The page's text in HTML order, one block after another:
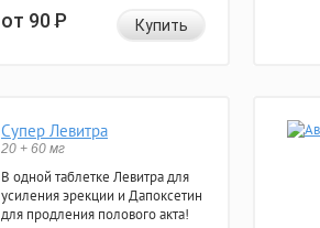
от 90Р Купить
Супер Левитра
20 + 60 мг
В одной таблетке Левитра для
усиления эрекции и Дапоксетин
для продления полового акта!